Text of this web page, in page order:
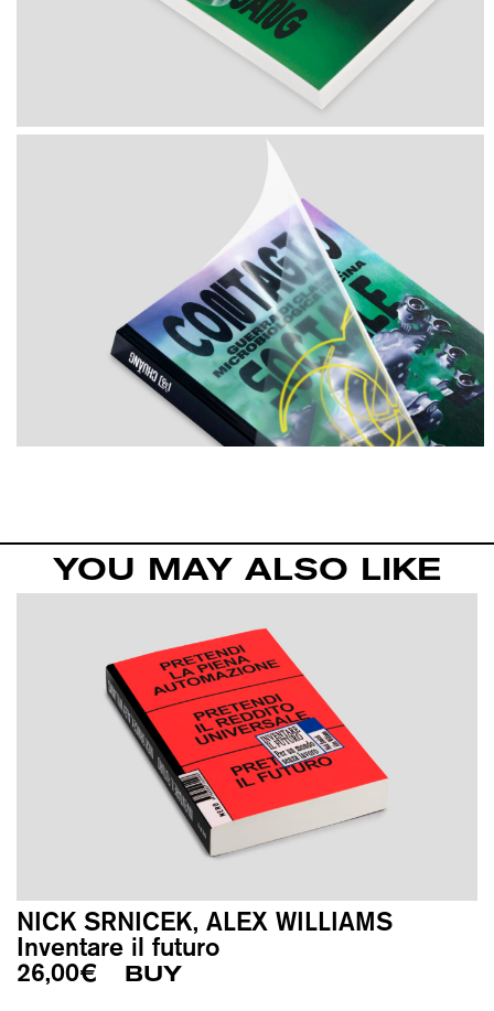
YOU MAY ALSO LIKE
NICK SRNICEK, ALEX WILLIAMS
Inventare il futuro
26,00€ BUY